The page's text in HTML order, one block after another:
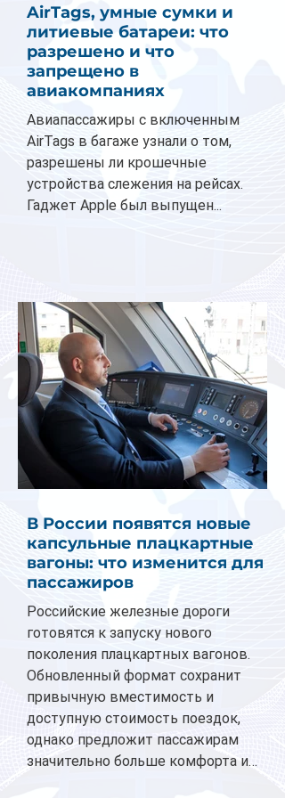
AirTags, умные сумки и
литиевые батареи: что
разрешено и что
запрещено в
авиакомпаниях
Авиапассажиры с включенным
AirTags в багаже узнали о том,
разрешены ли крошечные
устройства слежения на рейсах.
Гаджет Apple был выпущен...
В России появятся новые
капсульные плацкартные
вагоны: что изменится для
пассажиров
Российские железные дороги
готовятся к запуску нового
поколения плацкартных вагонов.
Обновленный формат сохранит
привычную вместимость и
доступную стоимость поездок,
однако предложит пассажирам
значительно больше комфорта и